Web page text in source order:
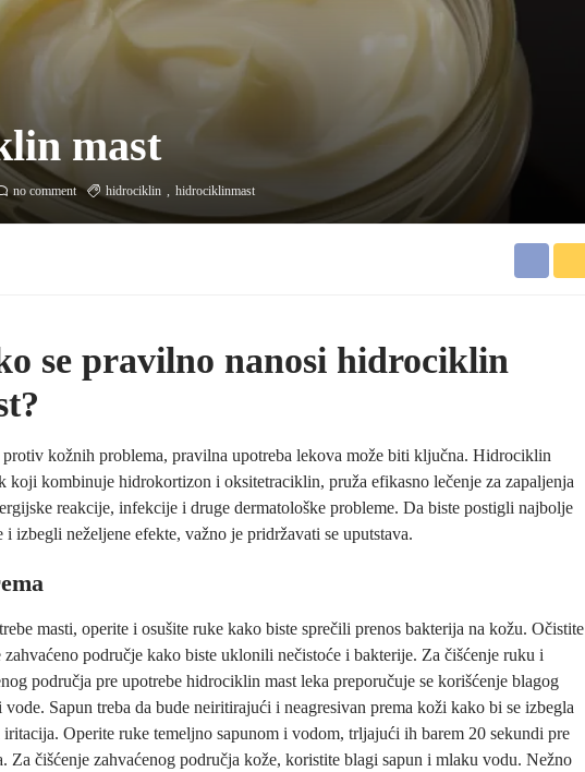
mast
no comment hidrociklin hidrociklinmast
se pravilno nanosi hidrociklin
kožnih problema, pravilna upotreba lekova može biti ključna. Hidrociklin
koji kombinuje hidrokortizon i oksitetraciklin, pruža efikasno lečenje za zapaljenja
reakcije, infekcije i druge dermatološke probleme. Da biste postigli najbolje
i izbegli neželjene efekte, važno je pridržavati se uputstava.
masti, operite i osušite ruke kako biste sprečili prenos bakterija na kožu. Očistite
zahvaćeno područje kako biste uklonili nečistoće i bakterije. Za čišćenje ruku i
područja pre upotrebe hidrociklin mast leka preporučuje se korišćenje blagog
vode. Sapun treba da bude neiritirajući i neagresivan prema koži kako bi se izbegla
iritacija. Operite ruke temeljno sapunom i vodom, trljajući ih barem 20 sekundi pre
Za čišćenje zahvaćenog područja kože, koristite blagi sapun i mlaku vodu. Nežno